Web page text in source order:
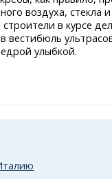
воздуха, стекла
строители в курсе
вестибюль
улыбкой.